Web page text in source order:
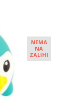
NEMA
NA
ZALIHI